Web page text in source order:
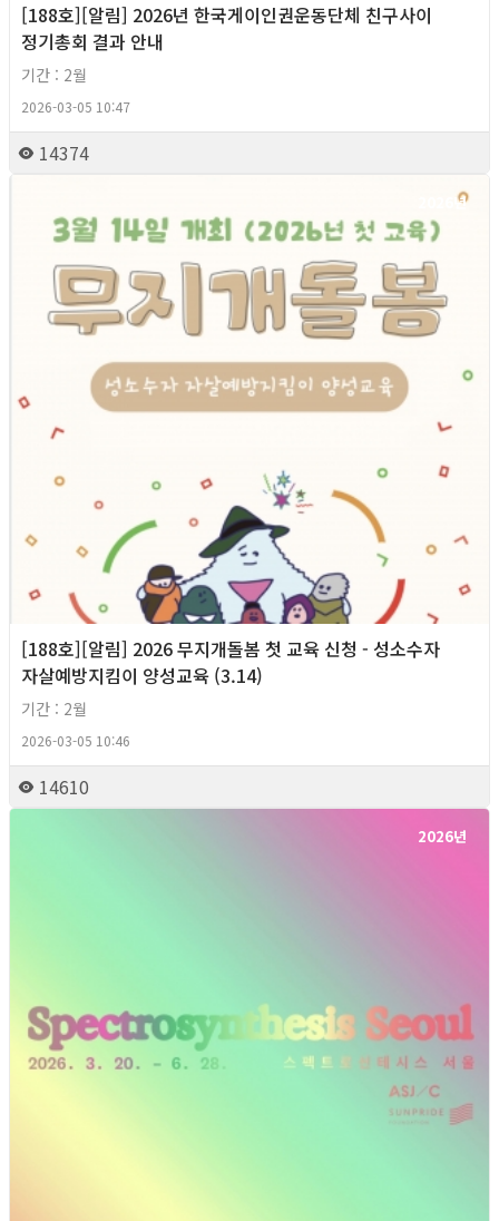
[188호][알림] 2026년 한국게이인권운동단체 친구사이
정기총회 결과 안내
기간 : 2월
2026-03-05 10:47
14374
2026년
[188호][알림] 2026 무지개돌봄 첫 교육 신청 - 성소수자
자살예방지킴이 양성교육 (3.14)
기간 : 2월
2026-03-05 10:46
14610
2026년